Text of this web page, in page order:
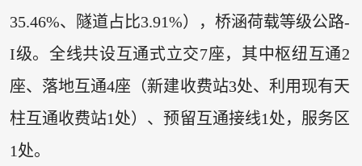
35.46%、隧道占比3.91%），桥涵荷载等级公路-
I级。全线共设互通式立交7座，其中枢纽互通2
座、落地互通4座（新建收费站3处、利用现有天
柱互通收费站1处）、预留互通接线1处，服务区
1处。